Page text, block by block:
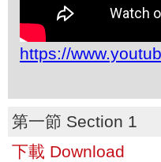
https://
第一節 Section 1
下載 Download